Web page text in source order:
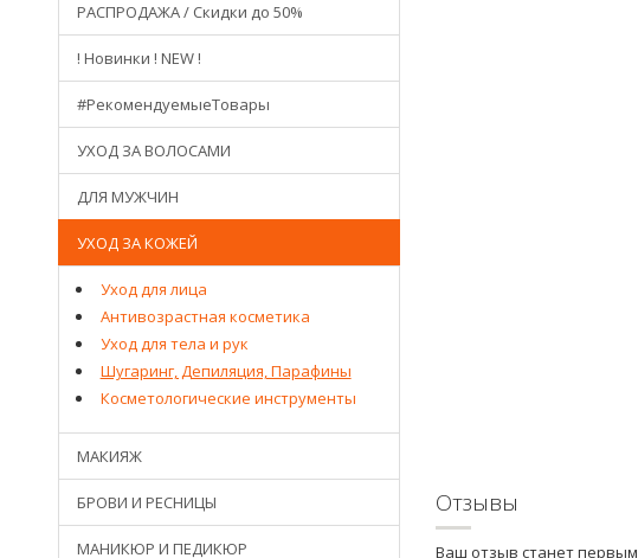
Отзывы
Ваш отзыв станет первым
РАСПРОДАЖА / Скидки до 50%
! Новинки ! NEW !
#РекомендуемыеТовары
УХОД ЗА ВОЛОСАМИ
ДЛЯ МУЖЧИН
УХОД ЗА КОЖЕЙ
Уход для лица
Антивозрастная косметика
Уход для тела и рук
Шугаринг, Депиляция, Парафины
Косметологические инструменты
МАКИЯЖ
БРОВИ И РЕСНИЦЫ
МАНИКЮР И ПЕДИКЮР